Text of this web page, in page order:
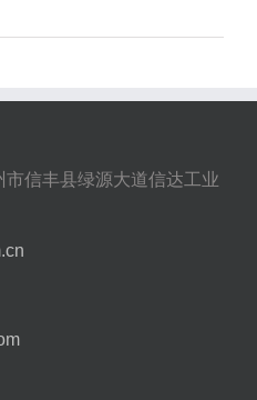
信丰县绿源大道信达工业